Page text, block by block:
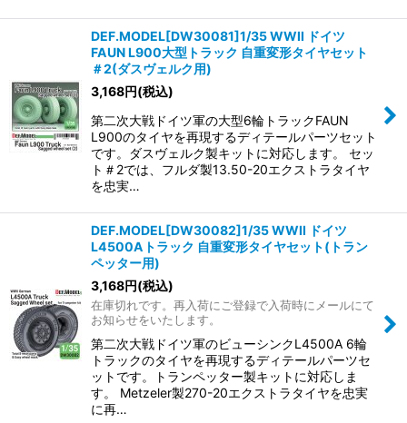
DEF.MODEL[DW30081]1/35 WWII ドイツ
FAUN L900大型トラック 自重変形タイヤセット
＃2(ダスヴェルク用)
3,168円(税込)
第二次大戦ドイツ軍の大型6輪トラックFAUN
L900のタイヤを再現するディテールパーツセット
です。ダスヴェルク製キットに対応します。 セッ
ト＃2では、フルダ製13.50-20エクストラタイヤ
を忠実…
DEF.MODEL[DW30082]1/35 WWII ドイツ
L4500Aトラック 自重変形タイヤセット(トラン
ペッター用)
3,168円(税込)
在庫切れです。再入荷にご登録で入荷時にメールにて
お知らせをいたします。
第二次大戦ドイツ軍のビューシンクL4500A 6輪
トラックのタイヤを再現するディテールパーツセ
ットです。トランペッター製キットに対応しま
す。 Metzeler製270-20エクストラタイヤを忠実
に再…